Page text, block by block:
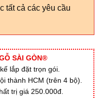
tất cả các yêu cầu
SÀI GÒN®
lắp đặt trọn gói.
thành HCM (trên 4 bộ).
trị giá 250.000đ.